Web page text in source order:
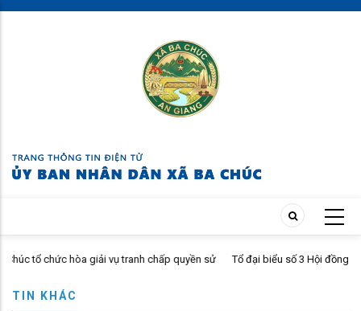
Skip
hòa giải vụ tranh chấp quyền sử
Tổ đại biểu số 3 Hội đồng nhân dân xã
TIN KHÁC